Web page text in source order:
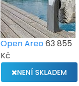
Open Areo63 855
Kč
NENÍ SKLADEM